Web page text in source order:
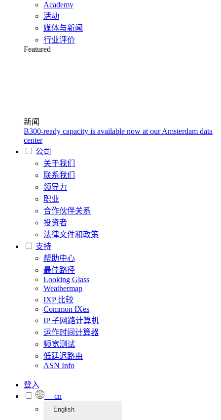
Academy
活动
媒体与新闻
行业评价
Featured
新闻
B300-ready capacity is available now at our Amsterdam data
center
公司
关于我们
联系我们
领导力
职业
合作伙伴关系
投资者
法律文件和政策
支持
帮助中心
最佳路径
Looking Glass
Weathermap
IXP 比较
Common IXes
IP 子网路计算机
运作时间计算器
频宽测试
低延迟路由
ASN Info
登入
cn
English